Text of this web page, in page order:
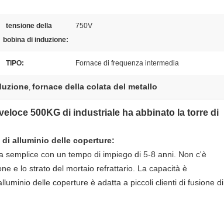
tensione della
bobina di induzione:
750V
TIPO: Fornace di frequenza intermedia
, fornace della colata del metallo
500KG di industriale ha abbinato la torre di
alluminio delle coperture:
con un tempo di impiego di 5-8 anni. Non c'è
e lo strato del mortaio refrattario. La capacità è
delle coperture è adatta a piccoli clienti di fusione di